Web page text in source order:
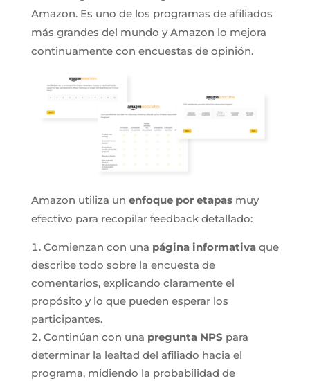
Amazon. Es uno de los programas de afiliados
más grandes del mundo y Amazon lo mejora
continuamente con encuestas de opinión.
Amazon utiliza un enfoque por etapasmuy
efectivo para recopilar feedback detallado:
Comienzan con una página informativaque
describe todo sobre la encuesta de
comentarios, explicando claramente el
propósito y lo que pueden esperar los
participantes.
Continúan con una pregunta NPS para
determinar la lealtad del afiliado hacia el
programa, midiendo la probabilidad de